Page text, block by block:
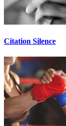
Citation Silence